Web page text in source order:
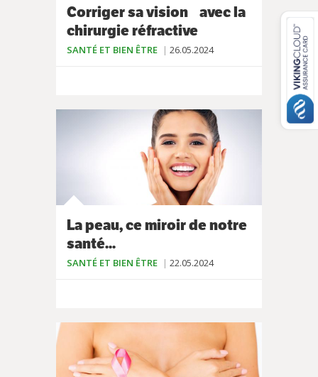
Corriger sa vision avec la
chirurgie réfractive
SANTÉ ET BIEN ÊTRE 26.05.2024
La peau, ce miroir de notre
santé...
SANTÉ ET BIEN ÊTRE 22.05.2024